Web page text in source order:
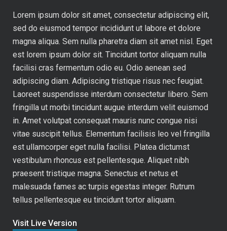
Lorem ipsum dolor sit amet, consectetur adipiscing elit,
sed do eiusmod tempor incididunt ut labore et dolore
magna aliqua. Sem nulla pharetra diam sit amet nisl. Eget
est lorem ipsum dolor sit. Tincidunt tortor aliquam nulla
facilisi cras fermentum odio eu. Odio aenean sed
adipiscing diam. Adipiscing tristique risus nec feugiat.
Laoreet suspendisse interdum consectetur libero. Sem
fringilla ut morbi tincidunt augue interdum velit euismod
in. Amet volutpat consequat mauris nunc congue nisi
vitae suscipit tellus. Elementum facilisis leo vel fringilla
est ullamcorper eget nulla facilisi. Platea dictumst
vestibulum rhoncus est pellentesque. Aliquet nibh
praesent tristique magna. Senectus et netus et
malesuada fames ac turpis egestas integer. Rutrum
tellus pellentesque eu tincidunt tortor aliquam.
Visit Live Version